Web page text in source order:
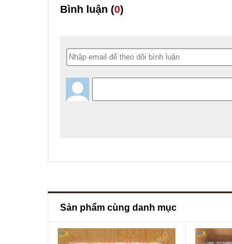
Bình luận (0)
Sản phẩm cùng danh mục